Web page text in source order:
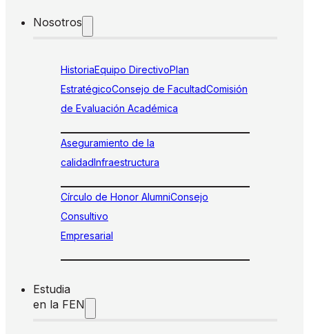
Nosotros
HistoriaEquipo DirectivoPlan
EstratégicoConsejo de FacultadComisión
de Evaluación Académica
Aseguramiento de la
calidadInfraestructura
Círculo de Honor AlumniConsejo
Consultivo
Empresarial
Estudia
en la FEN